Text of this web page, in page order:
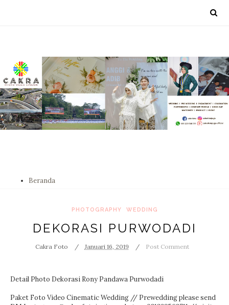
Beranda
PHOTOGRAPHY WEDDING
DEKORASI PURWODADI
Cakra Foto Januari 16, 2019 Post Comment
Detail Photo Dekorasi Rony Pandawa Purwodadi
Paket Foto Video Cinematic Wedding // Prewedding please send